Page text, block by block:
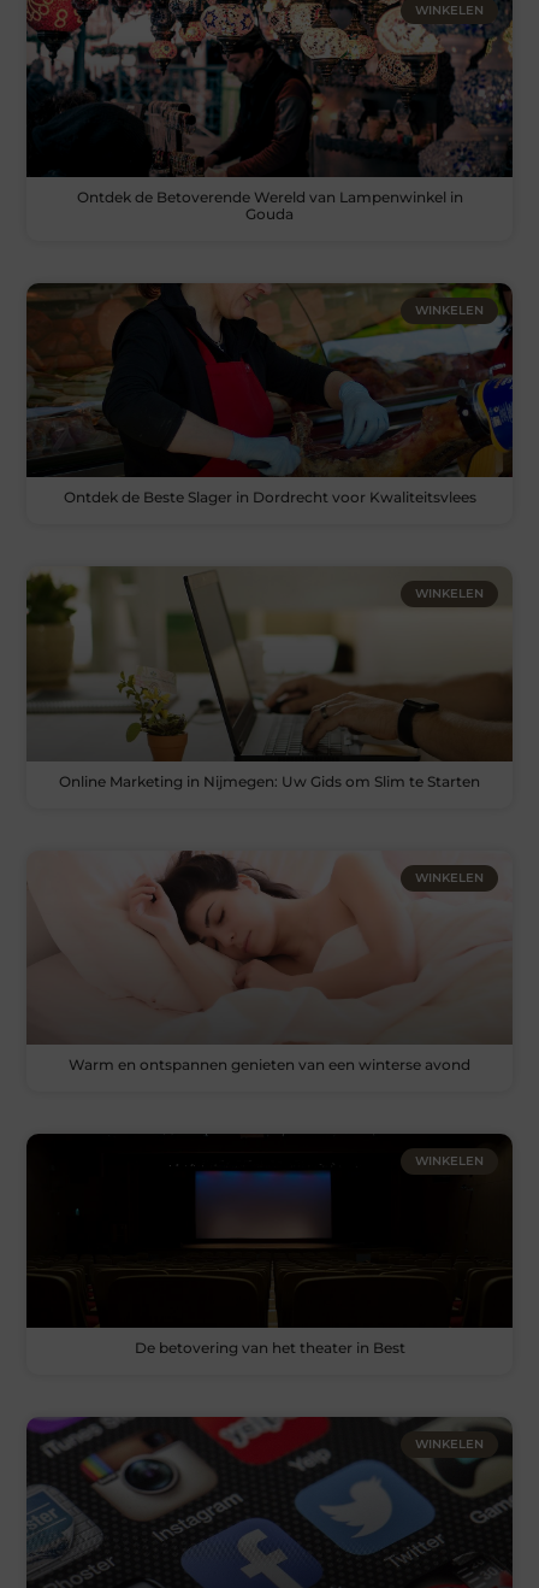
WINKELEN
Ontdek de Betoverende Wereld van Lampenwinkel in
Gouda
WINKELEN
Ontdek de Beste Slager in Dordrecht voor Kwaliteitsvlees
WINKELEN
Online Marketing in Nijmegen: Uw Gids om Slim te Starten
WINKELEN
Warm en ontspannen genieten van een winterse avond
WINKELEN
De betovering van het theater in Best
WINKELEN